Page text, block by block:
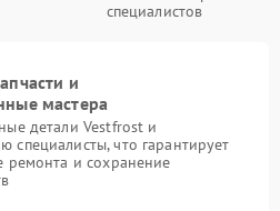
специалистов
и
мастера
детали Vestfrost и
что гарантирует
ремонта и сохранение